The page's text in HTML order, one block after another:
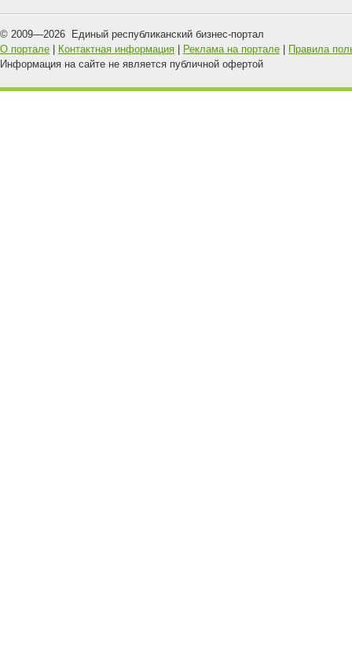
© 2009—2026 Единый республиканский бизнес-портал
О портале
Контактная информация Реклама на портале
Правила
Информация на сайте не является публичной офертой